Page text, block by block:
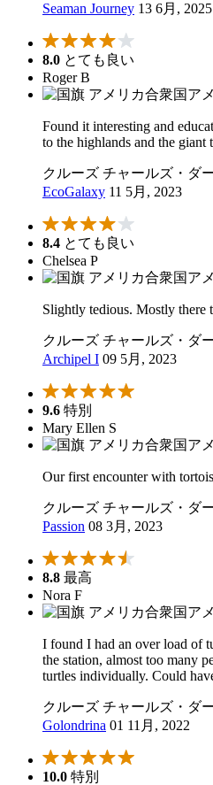
Seaman Journey 13 6月, 2025
8.0 とても良い
Roger B
ア
Found it interesting and
to the highlands and the giant
クルーズ チャールズ・ダ
EcoGalaxy 11 5月, 2023
8.4 とても良い
Chelsea P
ア
Slightly tedious. Mostly there
クルーズ チャールズ・ダ
Archipel I 09 5月, 2023
9.6 特別
Mary Ellen S
ア
Our first encounter with
クルーズ チャールズ・ダ
Passion 08 3月, 2023
8.8 最高
Nora F
ア
I found I had an over load of
the station, almost too many
turtles individually. Could
クルーズ チャールズ・ダ
Golondrina 01 11月, 2022
10.0 特別